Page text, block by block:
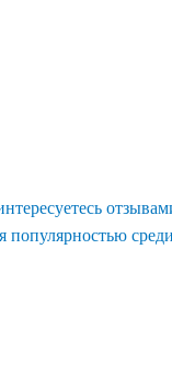
популярностью среди